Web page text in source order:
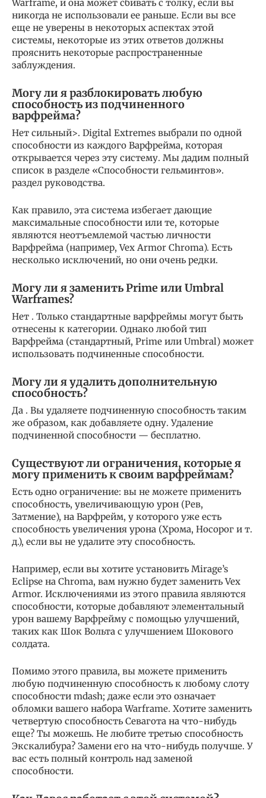
Warframe, и она может сбивать с толку, если вы
никогда не использовали ее раньше. Если вы все
еще не уверены в некоторых аспектах этой
системы, некоторые из этих ответов должны
прояснить некоторые распространенные
заблуждения.
Могу ли я разблокировать любую
способность из подчиненного
варфрейма?
Нет сильный>. Digital Extremes выбрали по одной
способности из каждого Варфрейма, которая
открывается через эту систему. Мы дадим полный
список в разделе «Способности гельминтов».
раздел руководства.
Как правило, эта система избегает дающие
максимальные способности или те, которые
являются неотъемлемой частью личности
Варфрейма (например, Vex Armor Chroma). Есть
несколько исключений, но они очень редки.
Могу ли я заменить Prime или Umbral
Warframes?
Нет . Только стандартные варфреймы могут быть
отнесены к категории. Однако любой тип
Варфрейма (стандартный, Prime или Umbral) может
использовать подчиненные способности.
Могу ли я удалить дополнительную
способность?
Да . Вы удаляете подчиненную способность таким
же образом, как добавляете одну. Удаление
подчиненной способности — бесплатно.
Существуют ли ограничения, которые я
могу применить к своим варфреймам?
Есть одно ограничение: вы не можете применить
способность, увеличивающую урон (Рев,
Затмение), на Варфрейм, у которого уже есть
способность увеличения урона (Хрома, Носорог и т.
д.), если вы не удалите эту способность.
Например, если вы хотите установить Mirage’s
Eclipse на Chroma, вам нужно будет заменить Vex
Armor. Исключениями из этого правила являются
способности, которые добавляют элементальный
урон вашему Варфрейму с помощью улучшений,
таких как Шок Вольта с улучшением Шокового
солдата.
Помимо этого правила, вы можете применить
любую подчиненную способность к любому слоту
способности mdash; даже если это означает
обломки вашего набора Warframe. Хотите заменить
четвертую способность Севагота на что-нибудь
еще? Ты можешь. Не любите третью способность
Экскалибура? Замени его на что-нибудь получше. У
вас есть полный контроль над заменой
способности.